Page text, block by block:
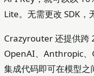
Lite。无需更改 SDK，
Crazyrouter 还提供跨
OpenAI、Anthropic
集成代码即可在模型之